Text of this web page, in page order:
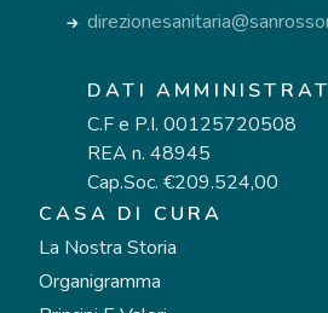
DATI
C.F e P.I. 00125720508
REA n. 48945
Cap.Soc. €209.524,00
CASA DI CURA
La Nostra Storia
Organigramma